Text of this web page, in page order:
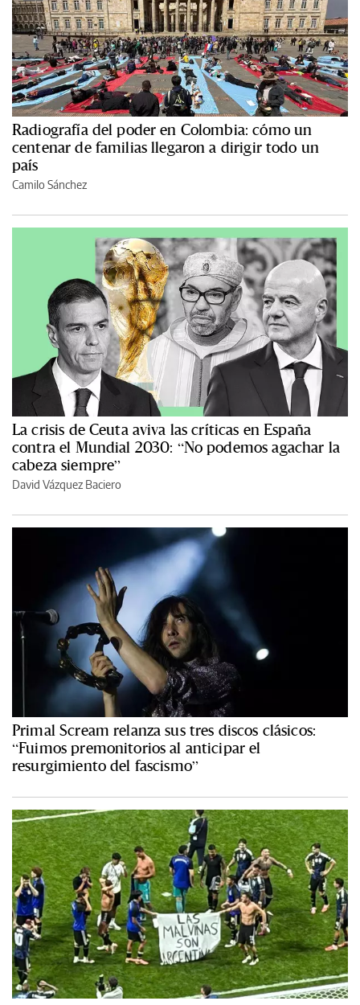
Radiografía del poder en Colombia: cómo un
centenar de familias llegaron a dirigir todo un
país
Camilo Sánchez
La crisis de Ceuta aviva las críticas en España
contra el Mundial 2030: “No podemos agachar la
cabeza siempre”
David Vázquez Baciero
Primal Scream relanza sus tres discos clásicos:
“Fuimos premonitorios al anticipar el
resurgimiento del fascismo”